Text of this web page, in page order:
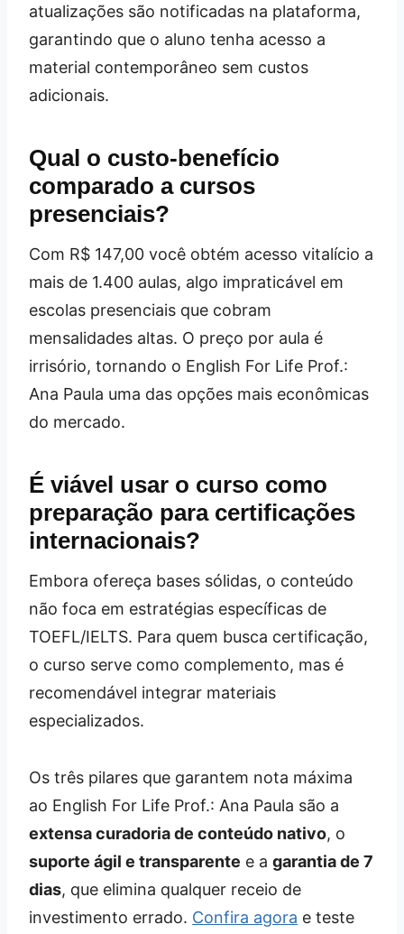
atualizações são notificadas na plataforma,
garantindo que o aluno tenha acesso a
material contemporâneo sem custos
adicionais.
Qual o custo-benefício
comparado a cursos
presenciais?
Com R$ 147,00 você obtém acesso vitalício a
mais de 1.400 aulas, algo impraticável em
escolas presenciais que cobram
mensalidades altas. O preço por aula é
irrisório, tornando o English For Life Prof.:
Ana Paula uma das opções mais econômicas
do mercado.
É viável usar o curso como
preparação para certificações
internacionais?
Embora ofereça bases sólidas, o conteúdo
não foca em estratégias específicas de
TOEFL/IELTS. Para quem busca certificação,
o curso serve como complemento, mas é
recomendável integrar materiais
especializados.
Os três pilares que garantem nota máxima
ao English For Life Prof.: Ana Paula são a
extensa curadoria de conteúdo nativo, o
suporte ágil e transparente e a garantia de 7
dias, que elimina qualquer receio de
investimento errado. Confira agora e teste